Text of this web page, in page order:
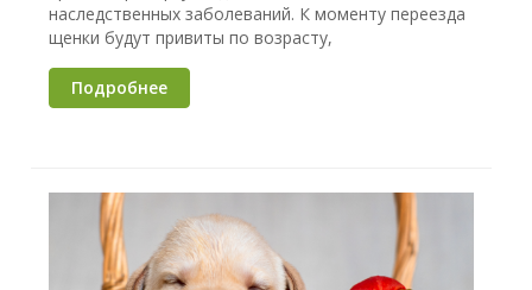
наследственных заболеваний. К моменту переезда
щенки будут привиты по возрасту,
Подробнее